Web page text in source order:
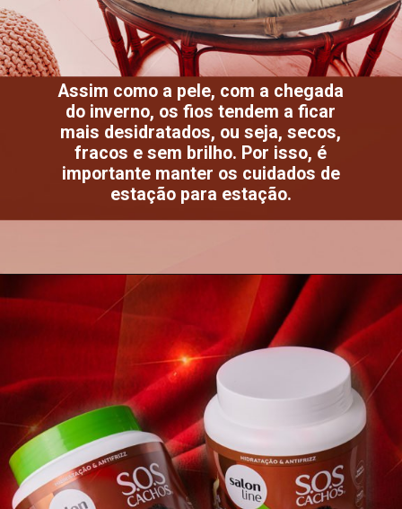
Assim como a pele, com a chegada
do inverno, os fios tendem a ficar
mais desidratados, ou seja, secos,
fracos e sem brilho. Por isso, é
importante manter os cuidados de
estação para estação.